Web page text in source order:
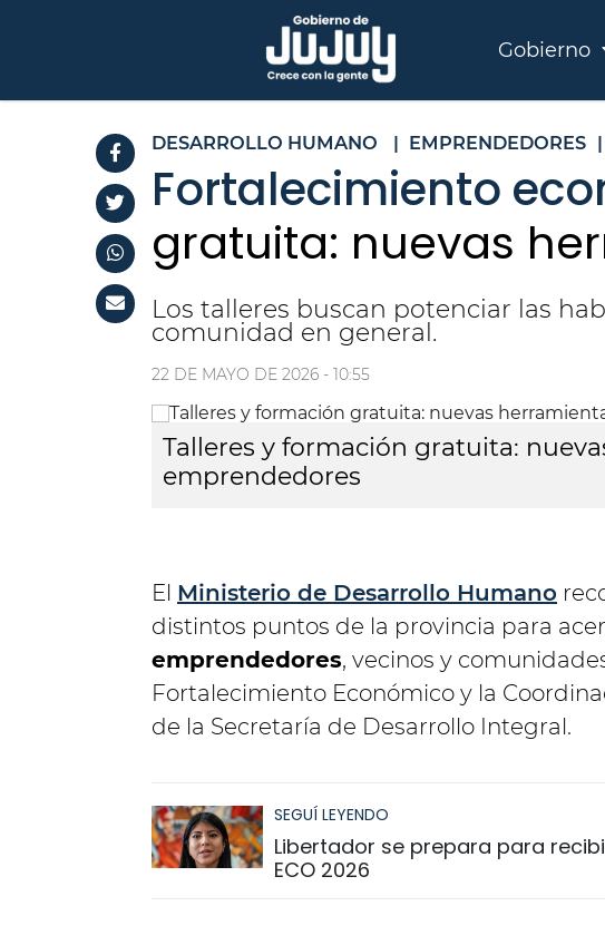
Gobierno
DESARROLLO HUMANO | EMPRENDEDORES |
Fortalecimiento
gratuita: nuevas
Los talleres buscan potenciar las
comunidad en general.
22 DE MAYO DE 2026 - 10:55
Talleres y formación gratuita:
emprendedores
El Ministerio de Desarrollo Humano
distintos puntos de la provincia para
emprendedores, vecinos y
Fortalecimiento Económico y la
de la Secretaría de Desarrollo Integral.
SEGUÍ LEYENDO
Libertador se prepara para
ECO 2026